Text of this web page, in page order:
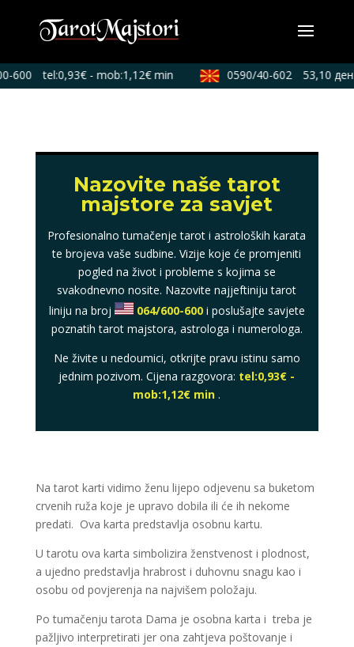
600 tel:0,93€ - mob:1,12€ min 0590/40-602 53,10
Nazovite naše tarot
majstore za savjet
Profesionalno tumačenje tarot i astroloških karata
te brojeva vaše sudbine. Vizije koje će promjeniti
pogled na život i probleme s kojima se
svakodnevno nosite. Nazovite najjeftiniju tarot
liniju na broj
064/600-600 i poslušajte savjete
poznatih tarot majstora, astrologa i numerologa.
Ne živite u nedoumici, otkrijte pravu istinu samo
jednim pozivom. Cijena razgovora: tel:0,93€ -
mob:1,12€ min .
Na tarot karti vidimo ženu lijepo odjevenu sa buketom
crvenih ruža koje je upravo dobila ili će ih nekome
predati. Ova karta predstavlja osobnu kartu.
U tarotu ova karta simbolizira ženstvenost i plodnost,
a ujedno predstavlja hrabrost i duhovnu snagu kao i
osobu od povjerenja na najvišem položaju.
Po tumačenju tarota Dama je osobna karta i treba je
pažljivo interpretirati jer ona zahtjeva poštovanje i